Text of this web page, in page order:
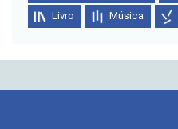
Livro Música